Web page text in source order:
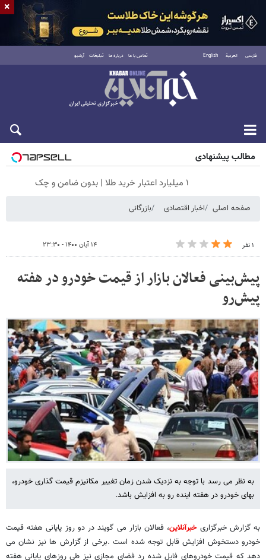
فارسی العربية English تماس با ما درباره ما تبلیغات آرشیو
شنبه ۱۷ مرداد ۱۴۰۵
مطالب پیشنهادی
۱ میلیارد اعتبار خرید طلا | بدون ضامن و چک
صفحه اصلی اخبار اقتصادی بازرگانی
۱ نفر ۱۴ آبان ۱۴۰۰ - ۲۳:۳۰
پیش‌بینی فعالان بازار از قیمت خودرو در هفته
پیش‌رو
به نظر می رسد با توجه به نزدیک شدن زمان تغییر مکانیزم قیمت گذاری خودرو،
بهای خودرو در هفته اینده رو به افزایش باشد.
به گزارش خبرگزاریخبرآنلاین، فعالان بازار می گویند در دو روز پایانی هفته قیمت
خودرو دستخوش افزایش قابل توجه شده است .برخی از گزارش ها نیز نشان می
دهد که قیمت خودروهای فایل شده رد فضای مجازی نیز طی روزهای پایانی هفته
×